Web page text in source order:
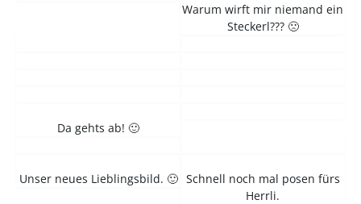
Warum wirft mir niemand ein
Steckerl??? 🙁
Da gehts ab! 🙂
Unser neues Lieblingsbild. 🙂 Schnell noch mal posen fürs
Herrli.